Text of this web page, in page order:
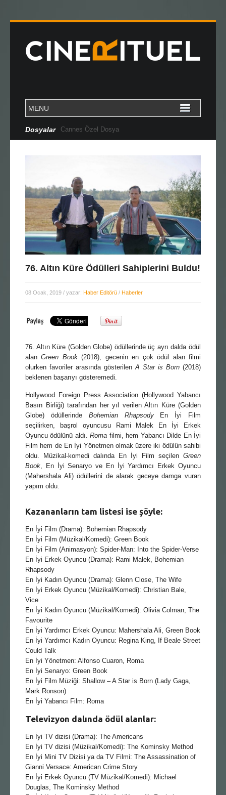
Dosyalar Cannes Özel Dosya
76. Altın Küre Ödülleri Sahiplerini Buldu!
08 Ocak, 2019 / yazar: Haber Editörü / Haberler
76. Altın Küre (Golden Globe) ödüllerinde üç ayrı dalda ödül
alanGreen Book(2018), gecenin en çok ödül alan filmi
olurken favoriler arasında gösterilen A Star is Born (2018)
beklenen başarıyı gösteremedi.
Hollywood Foreign Press Association (Hollywood Yabancı
Basın Birliği) tarafından her yıl verilen Altın Küre (Golden
Globe) ödüllerindeBohemian RhapsodyEn İyi Film
seçilirken, başrol oyuncusu Rami Malek En İyi Erkek
Oyuncu ödülünü aldı.Roma filmi, hem Yabancı Dilde En İyi
Film hem de En İyi Yönetmen olmak üzere iki ödülün sahibi
oldu. Müzikal-komedi dalında En İyi Film seçilen Green
Book , En İyi Senaryo ve En İyi Yardımcı Erkek Oyuncu
(Mahershala Ali) ödüllerini de alarak geceye damga vuran
yapım oldu.
Kazananların tam listesi ise şöyle:
En İyi Film (Drama): Bohemian Rhapsody
En İyi Film (Müzikal/Komedi): Green Book
En İyi Film (Animasyon): Spider-Man: Into the Spider-Verse
En İyi Erkek Oyuncu (Drama): Rami Malek, Bohemian
Rhapsody
En İyi Kadın Oyuncu (Drama): Glenn Close, The Wife
En İyi Erkek Oyuncu (Müzikal/Komedi): Christian Bale,
Vice
En İyi Kadın Oyuncu (Müzikal/Komedi): Olivia Colman, The
Favourite
En İyi Yardımcı Erkek Oyuncu: Mahershala Ali, Green Book
En İyi Yardımcı Kadın Oyuncu: Regina King, If Beale Street
Could Talk
En İyi Yönetmen: Alfonso Cuaron, Roma
En İyi Senaryo: Green Book
En İyi Film Müziği: Shallow – A Star is Born (Lady Gaga,
Mark Ronson)
En İyi Yabancı Film: Roma
Televizyon dalında ödül alanlar:
En İyi TV dizisi (Drama): The Americans
En İyi TV dizisi (Müzikal/Komedi): The Kominsky Method
En İyi Mini TV Dizisi ya da TV Filmi: The Assassination of
Gianni Versace: American Crime Story
En İyi Erkek Oyuncu (TV Müzikal/Komedi): Michael
Douglas, The Kominsky Method